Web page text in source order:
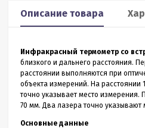
Smart 60
Smart 60
CONDTROL SMART 60 – лазерный
эргономичном ударопрочном корпусе.
Лазерная рулетка работает на
0,05 до 60 метров даже на улице.
измерения – всего 1,5 мм
3 990 Р
Описание товара
Инфракрасный термометр сo
близкого и дальнего расстояния.
расстоянии выполняются при
объекта измерений. На расстоянии
точно указывает место измерения.
70 мм. Два лазера точно указывают
Основные данные